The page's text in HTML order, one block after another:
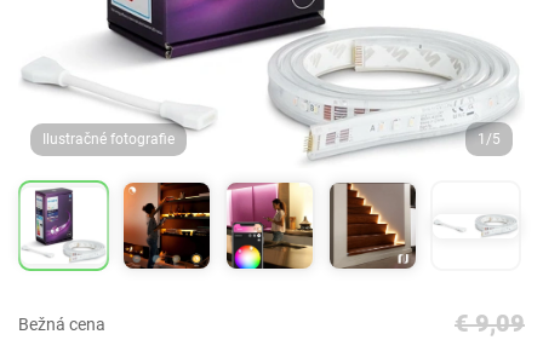
Ilustračné fotografie 1/5
Bežná cena € 9,09